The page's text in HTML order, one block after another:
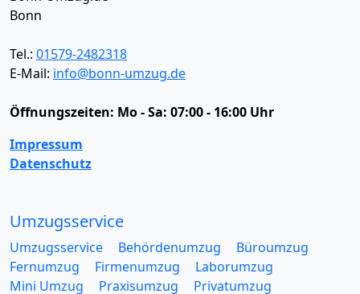
Bonn
Tel.: 01579-2482318
E-Mail: info@bonn-umzug.de
Öffnungszeiten: Mo - Sa: 07:00 - 16:00 Uhr
Impressum
Datenschutz
Umzugsservice
Umzugsservice Behördenumzug
Büroumzug
Fernumzug
Firmenumzug
Laborumzug
Mini Umzug
Praxisumzug
Privatumzug